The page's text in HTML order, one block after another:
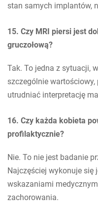
stan samych implantów,
15. Czy MRI piersi jest
gruczołową?
Tak. To jedna z sytuacji,
szczególnie
utrudniać interpretację
16. Czy każda kobieta
profilaktycznie?
Nie. To nie jest badanie
Najczęściej wykonuje się
wskazaniami
zachorowania.